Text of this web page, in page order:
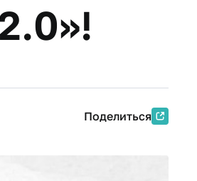
Поделиться